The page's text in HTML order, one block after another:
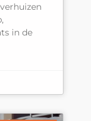
in de